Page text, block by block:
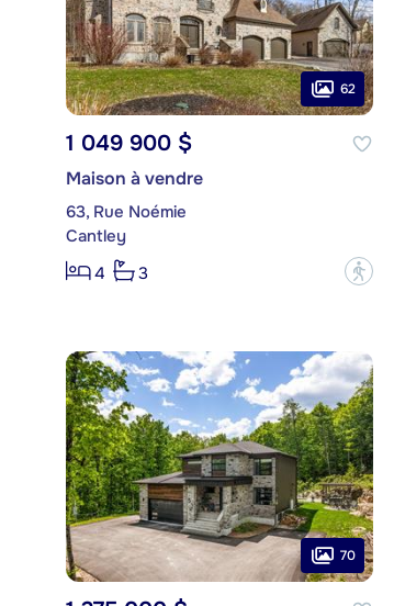
62
1 049 900 $
Maison à vendre
63, Rue Noémie
Cantley
4
3 ?
70